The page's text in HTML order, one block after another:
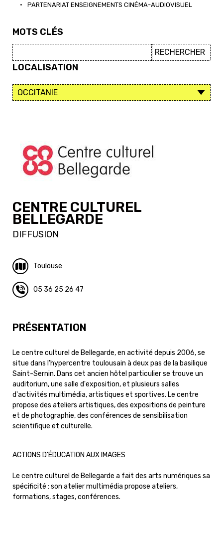
• PARTENARIAT ENSEIGNEMENTS CINÉMA-AUDIOVISUEL
MOTS CLÉS
LOCALISATION
CENTRE CULTUREL
BELLEGARDE
DIFFUSION
Toulouse
05 36 25 26 47
PRÉSENTATION
Le centre culturel de Bellegarde, en activité depuis 2006, se
situe dans l'hypercentre toulousain à deux pas de la basilique
Saint-Sernin. Dans cet ancien hôtel particulier se trouve un
auditorium, une salle d'exposition, et plusieurs salles
d'activités multimédia, artistiques et sportives. Le centre
propose des ateliers artistiques, des expositions de peinture
et de photographie, des conférences de sensibilisation
scientifique et culturelle.
ACTIONS D'ÉDUCATION AUX IMAGES
Le centre culturel de Bellegarde a fait des arts numériques sa
spécificité : son atelier multimédia propose ateliers,
formations, stages, conférences.